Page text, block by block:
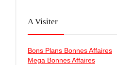
A Visiter
Bons Plans Bonnes Affaires
Mega Bonnes Affaires